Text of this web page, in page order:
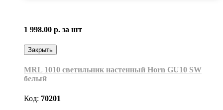
1 998.00 р. за шт
Закрыть
MRL 1010 светильник настенный Horn GU10 SW
белый
Код: 70201